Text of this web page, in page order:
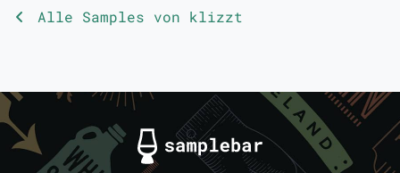
Alle Samples von klizzt